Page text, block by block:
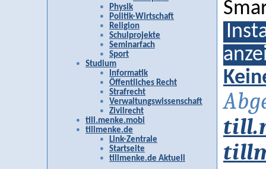
Physik
Politik-Wirtschaft
Religion
Schulprojekte
Seminarfach
Sport
Studium
Informatik
Öffentliches Recht
Strafrecht
Verwaltungswissenschaft
Zivilrecht
till.menke.mobi
tillmenke.de
Link-Zentrale
Startseite
tillmenke.de Aktuell